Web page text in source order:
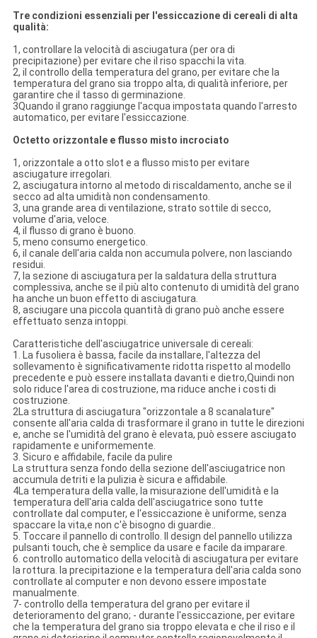
Tre condizioni essenziali per l'essiccazione di cereali di alta
qualità:
1, controllare la velocità di asciugatura (per ora di
precipitazione) per evitare che il riso spacchi la vita.
2, il controllo della temperatura del grano, per evitare che la
temperatura del grano sia troppo alta, di qualità inferiore, per
garantire che il tasso di germinazione.
3Quando il grano raggiunge l'acqua impostata quando l'arresto
automatico, per evitare l'essiccazione.
Octetto orizzontale e flusso misto incrociato
1, orizzontale a otto slot e a flusso misto per evitare
asciugature irregolari.
2, asciugatura intorno al metodo di riscaldamento, anche se il
secco ad alta umidità non condensamento.
3, una grande area di ventilazione, strato sottile di secco,
volume d'aria, veloce.
4, il flusso di grano è buono.
5, meno consumo energetico.
6, il canale dell'aria calda non accumula polvere, non lasciando
residui.
7, la sezione di asciugatura per la saldatura della struttura
complessiva, anche se il più alto contenuto di umidità del grano
ha anche un buon effetto di asciugatura.
8, asciugare una piccola quantità di grano può anche essere
effettuato senza intoppi.
Caratteristiche dell'asciugatrice universale di cereali:
1. La fusoliera è bassa, facile da installare, l'altezza del
sollevamento è significativamente ridotta rispetto al modello
precedente e può essere installata davanti e dietro,Quindi non
solo riduce l'area di costruzione, ma riduce anche i costi di
costruzione.
2La struttura di asciugatura "orizzontale a 8 scanalature"
consente all'aria calda di trasformare il grano in tutte le direzioni
e, anche se l'umidità del grano è elevata, può essere asciugato
rapidamente e uniformemente.
3. Sicuro e affidabile, facile da pulire
La struttura senza fondo della sezione dell'asciugatrice non
accumula detriti e la pulizia è sicura e affidabile.
4La temperatura della valle, la misurazione dell'umidità e la
temperatura dell'aria calda dell'asciugatrice sono tutte
controllate dal computer, e l'essiccazione è uniforme, senza
spaccare la vita,e non c'è bisogno di guardie..
5. Toccare il pannello di controllo. Il design del pannello utilizza
pulsanti touch, che è semplice da usare e facile da imparare.
6. controllo automatico della velocità di asciugatura per evitare
la rottura. la precipitazione e la temperatura dell'aria calda sono
controllate al computer e non devono essere impostate
manualmente.
7- controllo della temperatura del grano per evitare il
deterioramento del grano; - durante l'essiccazione, per evitare
che la temperatura del grano sia troppo elevata e che il riso e il